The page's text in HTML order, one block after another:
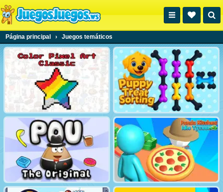
Página principal › Juegos temáticos